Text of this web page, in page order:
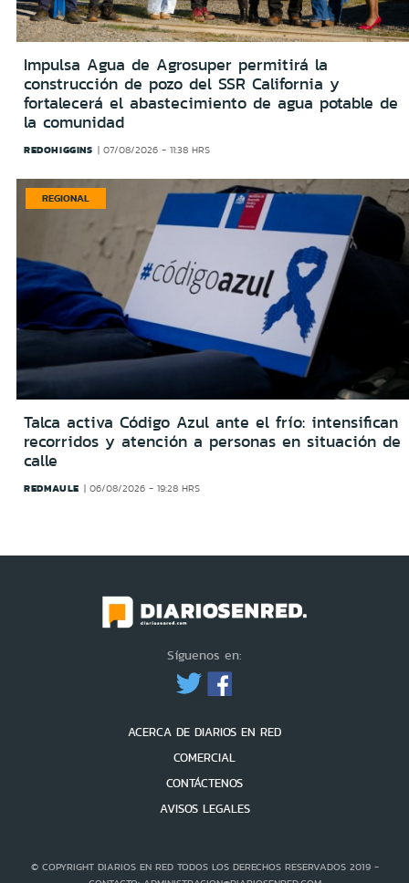
Impulsa Agua de Agrosuper permitirá la
construcción de pozo del SSR California y
fortalecerá el abastecimiento de agua potable de
la comunidad
REDOHIGGINS 07/08/2026 - 11:38 HRS
REGIONAL
Talca activa Código Azul ante el frío: intensifican
recorridos y atención a personas en situación de
calle
REDMAULE 06/08/2026 - 19:28 HRS
Síguenos en:
ACERCA DE DIARIOS EN RED
COMERCIAL
CONTÁCTENOS
AVISOS LEGALES
© COPYRIGHT DIARIOS EN RED TODOS LOS DERECHOS RESERVADOS 2019 -